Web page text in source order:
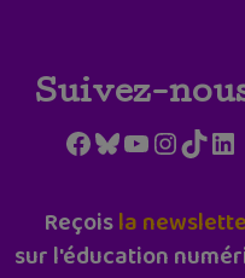
Suivez-
Facebook
Bluesky
YouTube
TikTok
Reçoisla
sur l'éducation